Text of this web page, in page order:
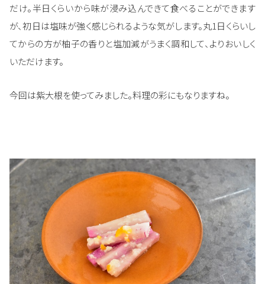
だけ。半日くらいから味が浸み込んできて食べることができます
が、初日は塩味が強く感じられるような気がします。丸1日くらいし
てからの方が柚子の香りと塩加減がうまく調和して、よりおいしく
いただけます。
今回は紫大根を使ってみました。料理の彩にもなりますね。